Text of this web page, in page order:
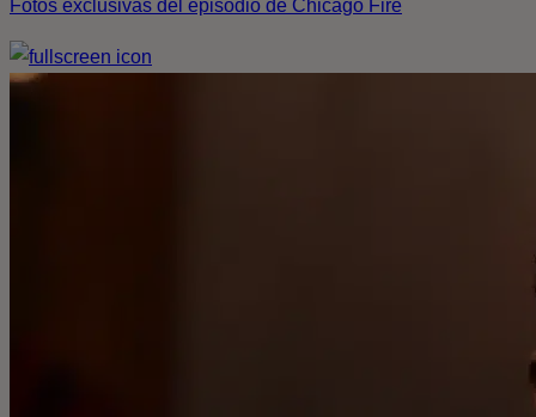
Fotos exclusivas del episodio de Chicago Fire